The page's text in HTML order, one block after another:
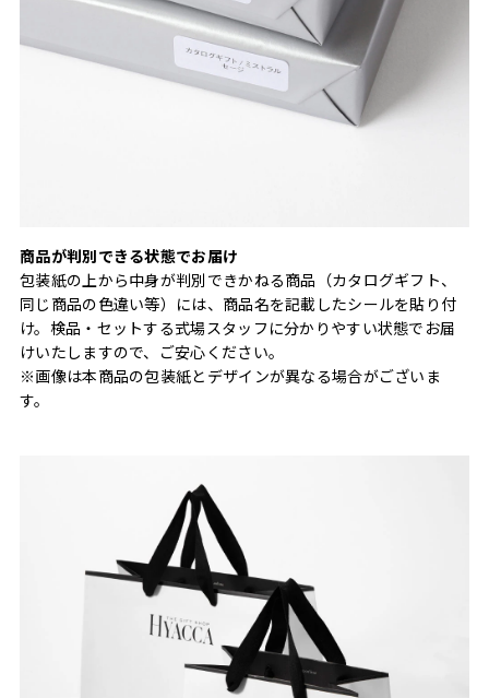
商品が判別できる状態でお届け
包装紙の上から中身が判別できかねる商品（カタログギフト、
同じ商品の色違い等）には、商品名を記載したシールを貼り付
け。検品・セットする式場スタッフに分かりやすい状態でお届
けいたしますので、ご安心ください。
※画像は本商品の包装紙とデザインが異なる場合がございま
す。